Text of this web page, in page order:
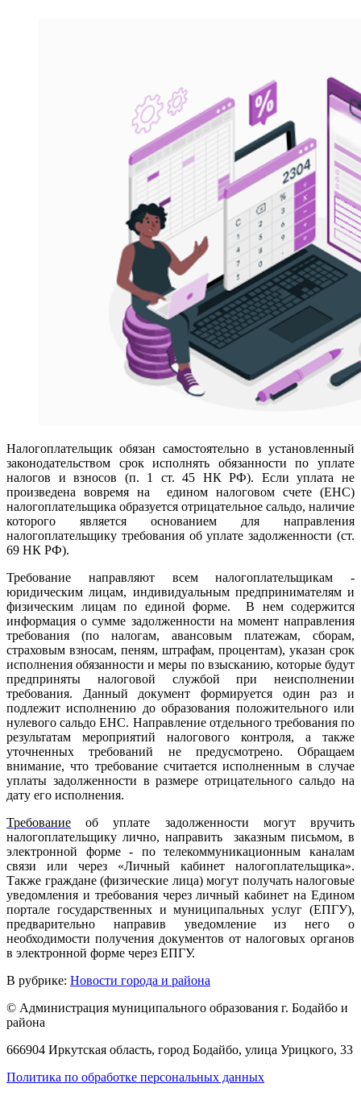
Налогоплательщик обязан самостоятельно в установленный
законодательством срок исполнять обязанности по уплате
налогов и взносов (п. 1 ст. 45 НК РФ). Если уплата не
произведена вовремя на едином налоговом счете (ЕНС)
налогоплательщика образуется отрицательное сальдо, наличие
которого является основанием для направления
налогоплательщику требования об уплате задолженности (ст.
69 НК РФ).
Требование направляют всем налогоплательщикам -
юридическим лицам, индивидуальным предпринимателям и
физическим лицам по единой форме. В нем содержится
информация о сумме задолженности на момент направления
требования (по налогам, авансовым платежам, сборам,
страховым взносам, пеням, штрафам, процентам), указан срок
исполнения обязанности и меры по взысканию, которые будут
предприняты налоговой службой при неисполнении
требования. Данный документ формируется один раз и
подлежит исполнению до образования положительного или
нулевого сальдо ЕНС. Направление отдельного требования по
результатам мероприятий налогового контроля, а также
уточненных требований не предусмотрено. Обращаем
внимание, что требование считается исполненным в случае
уплаты задолженности в размере отрицательного сальдо на
дату его исполнения.
Требование об уплате задолженности могут вручить
налогоплательщику лично, направить заказным письмом, в
электронной форме - по телекоммуникационным каналам
связи или через «Личный кабинет налогоплательщика».
Также граждане (физические лица) могут получать налоговые
уведомления и требования через личный кабинет на Едином
портале государственных и муниципальных услуг (ЕПГУ),
предварительно направив уведомление из него о
необходимости получения документов от налоговых органов
в электронной форме через ЕПГУ.
В рубрике: Новости города и района
© Администрация муниципального образования г. Бодайбо и
района
666904 Иркутская область, город Бодайбо, улица Урицкого, 33
Политика по обработке персональных данных